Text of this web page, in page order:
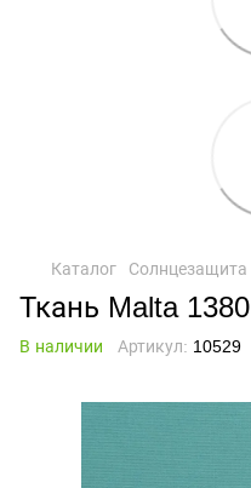
Каталог Солнцезащита
Ткань Malta 1380
В наличии Артикул: 10529